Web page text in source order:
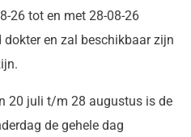
26 tot en met 28-08-26
en zal beschikbaar zijn
20 juli t/m 28 augustus is de
de gehele dag